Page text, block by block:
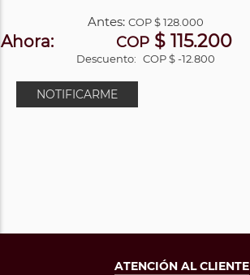
Antes: COP$ 128.000
Ahora: COP$ 115.200
Descuento: COP $ -12.800
NOTIFICARME
ATENCIÓN AL CLIENTE